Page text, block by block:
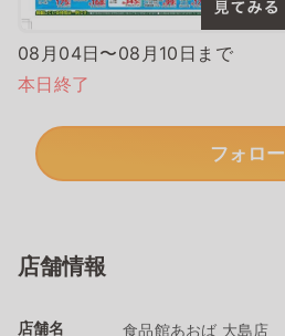
08月04日〜08月10日まで
本日終了
フォロー
店舗情報
店舗名 食品館あおば 大島店